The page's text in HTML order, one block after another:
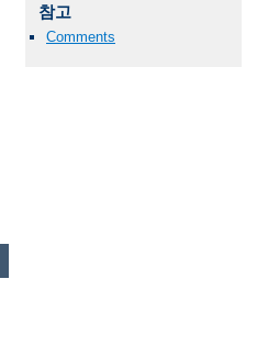
참고
Comments